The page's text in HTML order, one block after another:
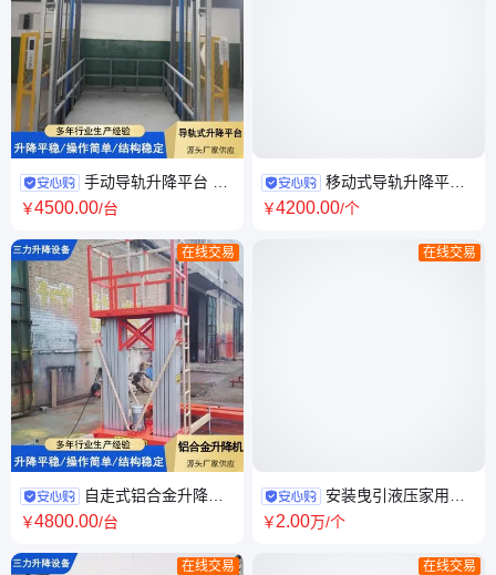
手动导轨升降平台 2
吨3吨升降货梯 桥梁维护 均匀
￥4500.00/台
在线交易
自走式铝合金升降机
高空维修升降平台 冶金 适应多
￥4800.00/台
在线交易
移动式导轨升降平台
厂房专用升降货梯 高空检查 超
￥4200.00/个
在线交易
安装曳引液压家用电
梯 阁楼升降机 节能环保 厂家现
￥2.00万/个
在线交易